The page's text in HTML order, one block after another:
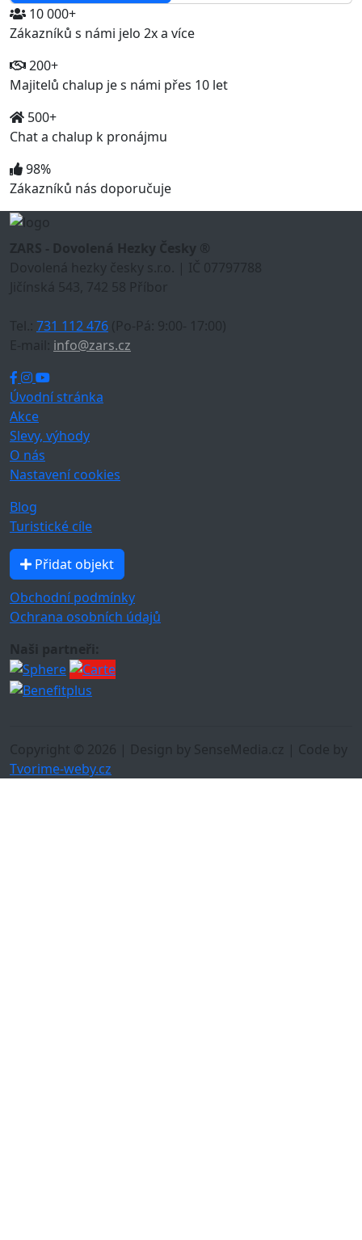
10 000+
Zákazníků s námi jelo 2x a více
200+
Majitelů chalup je s námi přes 10 let
500+
Chat a chalup k pronájmu
98%
Zákazníků nás doporučuje
ZARS - Dovolená Hezky Česky ®
Dovolená hezky česky s.r.o. | IČ 07797788
Jičínská 543, 742 58 Příbor
Tel.: 731 112 476 (Po-Pá: 9:00- 17:00)
E-mail: info@zars.cz
Úvodní stránka
Akce
Slevy, výhody
O nás
Nastavení cookies
Blog
Turistické cíle
Přidat objekt
Obchodní podmínky
Ochrana osobních údajů
Naši partneři:
Copyright © 2026 | Design by SenseMedia.cz | Code by
Tvorime-weby.cz